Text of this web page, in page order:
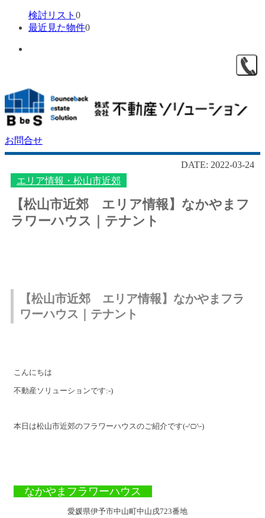
検討リスト 0
最近見た物件0
お問合せ
DATE: 2022-03-24
エリア情報・松山市近郊
【松山市近郊 エリア情報】なかやまフ
ラワーハウス｜テナント
【松山市近郊 エリア情報】なかやまフラ
ワーハウス｜テナント
こんにちは
不動産ソリューションです:-)
本日は松山市近郊のフラワーハウスのご紹介です(-^□^-)
なかやまフラワーハウス
愛媛県伊予市中山町中山戌723番地